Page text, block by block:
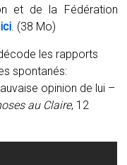
et de la Fédération
ici . (38 Mo)
les rapports
spontanés:
opinion de lui –
au Claire, 12